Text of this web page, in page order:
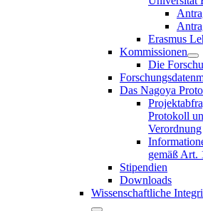
Erasmus
Kommissionen
Die
Das Nagoya
Protokoll
Verordnung
gemäß Art.
Stipendien
Downloads
Wissenschaftliche